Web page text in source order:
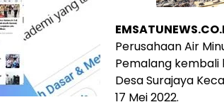
Perusahaan Air
Pemalang kembali
Desa Surajaya
17 Mei 2022.